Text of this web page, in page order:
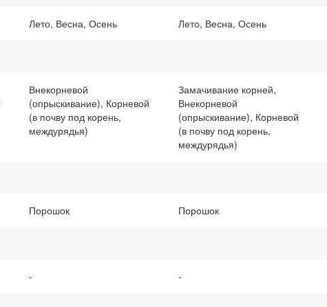
Лето, Весна, Осень Лето, Весна, Осень
Внекорневой
(опрыскивание), Корневой
(в почву под корень,
междурядья)
Замачивание корней,
Внекорневой
(опрыскивание), Корневой
(в почву под корень,
междурядья)
Порошок Порошок
- -